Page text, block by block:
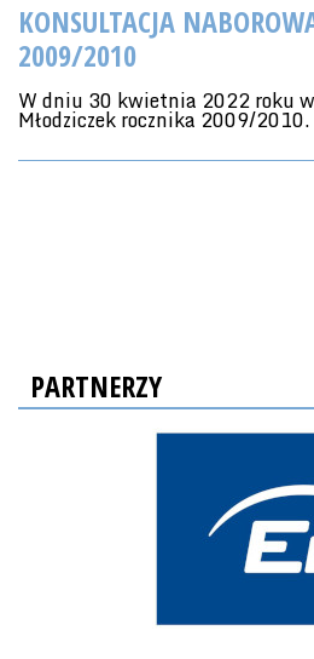
KONSULTACJA
2009/2010
W dniu 30 kwietnia 2022 roku
Młodziczek rocznika 2009/
PARTNERZY